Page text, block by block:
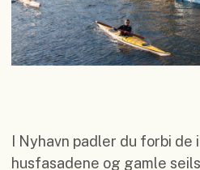
I Nyhavn padler du forbi
husfasadene og gamle